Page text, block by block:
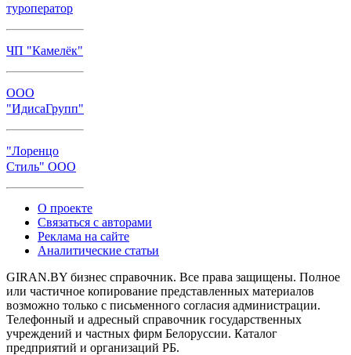
туроператор
ЧП "Камелёк"
ООО
"ИдисаГрупп"
"Лоренцо
Стиль" ООО
О проекте
Связаться с авторами
Реклама на сайте
Аналитические статьи
GIRAN.BY бизнес справочник. Все права защищены. Полное
или частичное копирование представленных материалов
возможно только с письменного согласия администрации.
Телефонный и адресный справочник государственных
учреждений и частных фирм Белоруссии. Каталог
предприятий и организаций РБ.